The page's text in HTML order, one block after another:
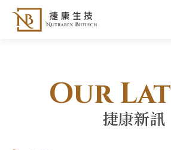
Our
捷康新訊